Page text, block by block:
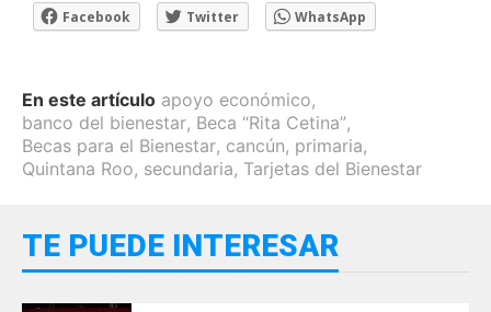
Facebook Twitter WhatsApp
En este artículo apoyo económico,
banco del bienestar, Beca “Rita Cetina”,
Becas para el Bienestar, cancún, primaria,
Quintana Roo, secundaria, Tarjetas del Bienestar
TE PUEDE INTERESAR